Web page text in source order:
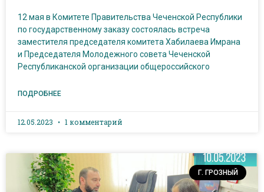
12 мая в Комитете Правительства Чеченской Республики
по государственному заказу состоялась встреча
заместителя председателя комитета Хабилаева Имрана
и Председателя Молодежного совета Чеченской
Республиканской организации общероссийского
ПОДРОБНЕЕ
12.05.2023 1 комментарий
Г. ГРОЗНЫЙ